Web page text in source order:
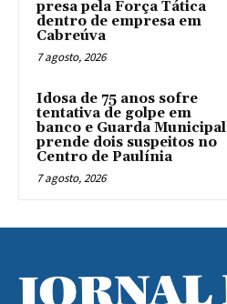
presa pela Força Tática
dentro de empresa em
Cabreúva
7 agosto, 2026
Idosa de 75 anos sofre
tentativa de golpe em
banco e Guarda Municipal
prende dois suspeitos no
Centro de Paulínia
7 agosto, 2026